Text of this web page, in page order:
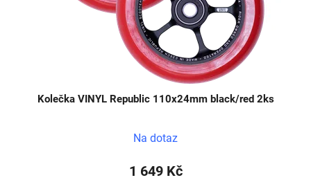
Kolečka VINYL Republic 110x24mm black/red 2ks
Na dotaz
1 649 Kč